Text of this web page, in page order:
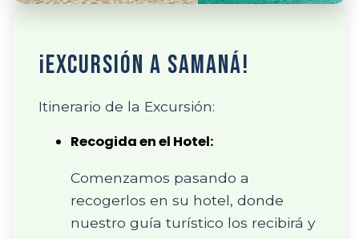
¡Excursión a Samaná!
Itinerario de la Excursión:
Recogida en el Hotel:
Comenzamos pasando a
recogerlos en su hotel, donde
nuestro guía turístico los recibirá y